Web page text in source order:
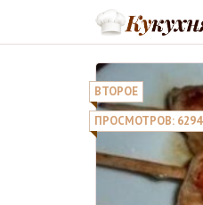
ВТОРОЕ
ПРОСМОТРОВ: 6294